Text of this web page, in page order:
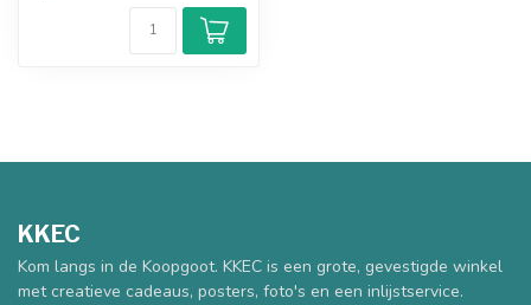
KKEC
Kom langs in de Koopgoot. KKEC is een grote, gevestigde winkel
met creatieve cadeaus, posters, foto's en een inlijstservice.